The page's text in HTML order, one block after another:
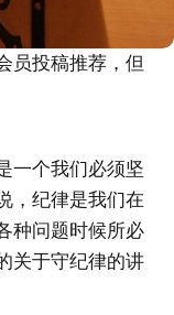
员投稿推荐，但
一个我们必须坚
，纪律是我们在
种问题时候所必
关于守纪律的讲